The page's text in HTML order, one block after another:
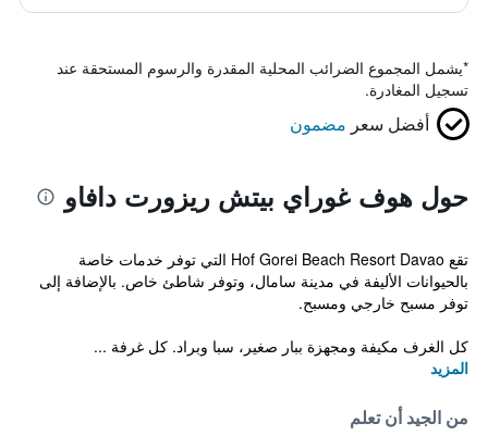
*يشمل المجموع الضرائب المحلية المقدرة والرسوم المستحقة عند
تسجيل المغادرة.
أفضل سعر مضمون
حول هوف غوراي بيتش ريزورت دافاو
تقع Hof Gorei Beach Resort Davao التي توفر خدمات خاصة
بالحيوانات الأليفة في مدينة سامال، وتوفر شاطئ خاص. بالإضافة إلى
توفر مسبح خارجي ومسبح.
كل الغرف مكيفة ومجهزة ببار صغير، سبا وبراد. كل غرفة ...
المزيد
من الجيد أن تعلم